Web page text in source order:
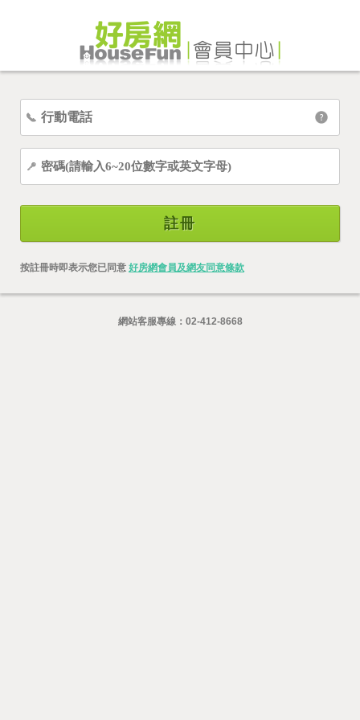
註冊
按註冊時即表示您已同意 好房網會員及網友同意條款
網站客服專線： 02-412-8668